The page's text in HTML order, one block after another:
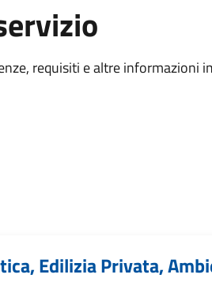
requisiti e altre informazioni
Edilizia Privata,